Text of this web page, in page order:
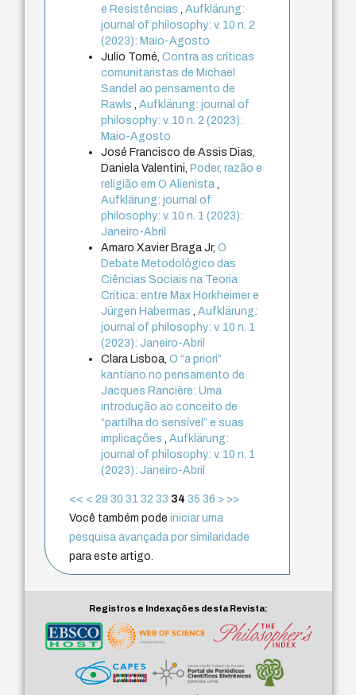
e Resistências
,Aufklärung:
journal of philosophy: v. 10 n. 2
(2023): Maio-Agosto
Julio Tomé,Contra as críticas
comunitaristas de Michael
Sandel ao pensamento de
Rawls
,Aufklärung: journal of
philosophy: v. 10 n. 2 (2023):
Maio-Agosto
José Francisco de Assis Dias,
Daniela Valentini,Poder, razão e
religião em O Alienista
Aufklärung: journal of
philosophy: v. 10 n. 1 (2023):
Janeiro-Abril
Amaro Xavier Braga Jr,O
Debate Metodológico das
Ciências Sociais na Teoria
Crítica: entre Max Horkheimer e
Jürgen Habermas
,Aufklärung:
journal of philosophy: v. 10 n. 1
(2023): Janeiro-Abril
Clara Lisboa,O “a priori”
kantiano no pensamento de
Jacques Rancière: Uma
introdução ao conceito de
“partilha do sensível” e suas
implicações
,Aufklärung:
journal of philosophy: v. 10 n. 1
(2023): Janeiro-Abril
<< < 29 30 31 32 33 34 35 36 > >>
Você também podeiniciar uma
pesquisa avançada por similaridade
para este artigo.
Registros e Indexações desta Revista: